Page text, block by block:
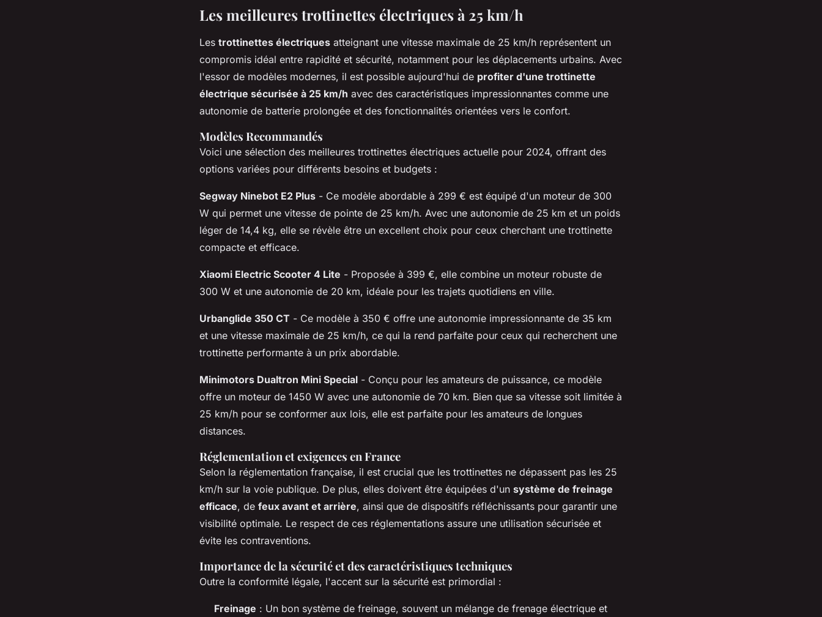
Les meilleures trottinettes électriques à 25 km/h
Les trottinettes électriques atteignant une vitesse maximale de 25 km/h représentent un
compromis idéal entre rapidité et sécurité, notamment pour les déplacements urbains. Avec
l'essor de modèles modernes, il est possible aujourd'hui de profiter d'une trottinette
électrique sécurisée à 25 km/h avec des caractéristiques impressionnantes comme une
autonomie de batterie prolongée et des fonctionnalités orientées vers le confort.
Modèles Recommandés
Voici une sélection des meilleures trottinettes électriques actuelle pour 2024, offrant des
options variées pour différents besoins et budgets :
Segway Ninebot E2 Plus - Ce modèle abordable à 299 € est équipé d'un moteur de 300
W qui permet une vitesse de pointe de 25 km/h. Avec une autonomie de 25 km et un poids
léger de 14,4 kg, elle se révèle être un excellent choix pour ceux cherchant une trottinette
compacte et efficace.
Xiaomi Electric Scooter 4 Lite - Proposée à 399 €, elle combine un moteur robuste de
300 W et une autonomie de 20 km, idéale pour les trajets quotidiens en ville.
Urbanglide 350 CT - Ce modèle à 350 € offre une autonomie impressionnante de 35 km
et une vitesse maximale de 25 km/h, ce qui la rend parfaite pour ceux qui recherchent une
trottinette performante à un prix abordable.
Minimotors Dualtron Mini Special - Conçu pour les amateurs de puissance, ce modèle
offre un moteur de 1450 W avec une autonomie de 70 km. Bien que sa vitesse soit limitée à
25 km/h pour se conformer aux lois, elle est parfaite pour les amateurs de longues
distances.
Réglementation et exigences en France
Selon la réglementation française, il est crucial que les trottinettes ne dépassent pas les 25
km/h sur la voie publique. De plus, elles doivent être équipées d'un système de freinage
efficace, de feux avant et arrière, ainsi que de dispositifs réfléchissants pour garantir une
visibilité optimale. Le respect de ces réglementations assure une utilisation sécurisée et
évite les contraventions.
Importance de la sécurité et des caractéristiques techniques
Outre la conformité légale, l'accent sur la sécurité est primordial :
Freinage : Un bon système de freinage, souvent un mélange de frenage électrique et